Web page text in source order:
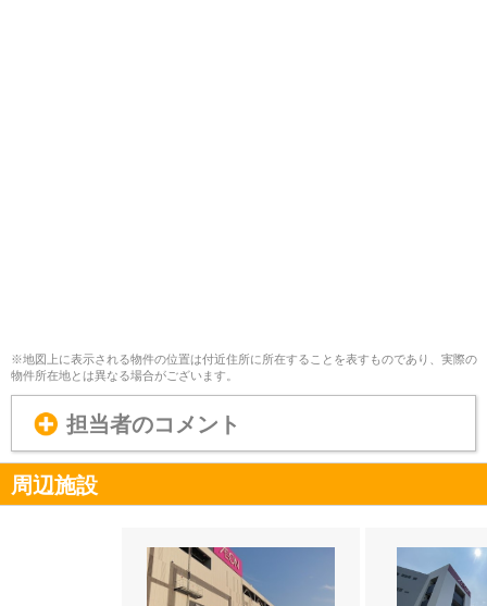
※地図上に表示される物件の位置は付近住所に所在することを表すものであり、実際の
物件所在地とは異なる場合がございます。
担当者のコメント
周辺施設